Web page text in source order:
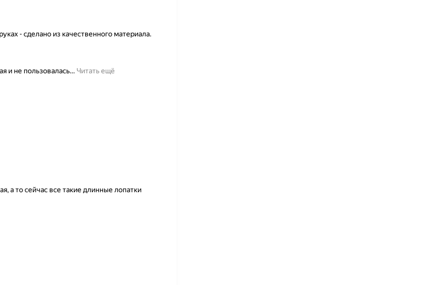
- сделано из качественного материала.
и не пользовалась… Читать ещё
а то сейчас все такие длинные лопатки